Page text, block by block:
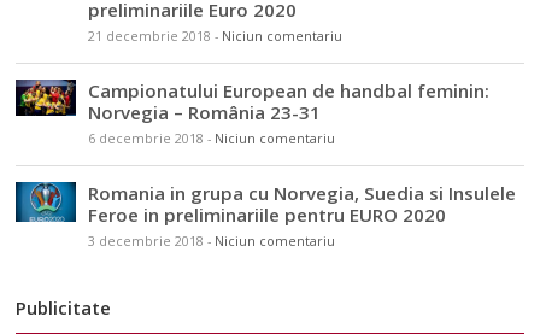
preliminariile Euro 2020
21 decembrie 2018 - Niciun comentariu
Campionatului European de handbal feminin:
Norvegia – România 23-31
6 decembrie 2018 - Niciun comentariu
Romania in grupa cu Norvegia, Suedia si Insulele
Feroe in preliminariile pentru EURO 2020
3 decembrie 2018 - Niciun comentariu
Publicitate